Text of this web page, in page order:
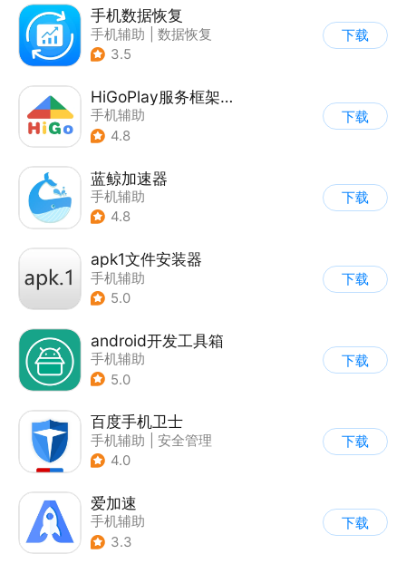
手机数据恢复
手机辅助
数据恢复
3.5
下载
HiGoPlay服务框架安装器
手机辅助
4.8
下载
蓝鲸加速器
手机辅助
4.8
下载
apk1文件安装器
手机辅助
5.0
下载
android开发工具箱
手机辅助
5.0
下载
百度手机卫士
手机辅助
安全管理
4.0
下载
爱加速
手机辅助
3.3
下载